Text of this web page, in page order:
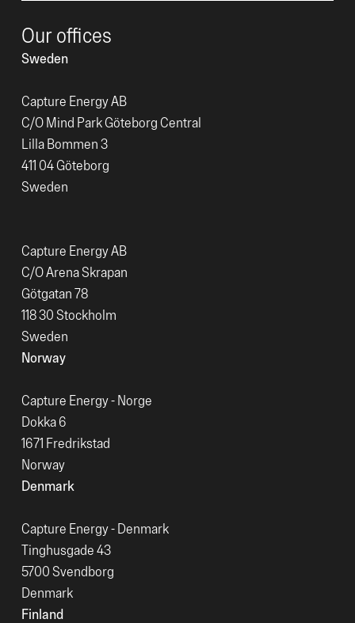
Our offices
Sweden
Capture Energy AB
C/O Mind Park Göteborg Central
Lilla Bommen 3
411 04 Göteborg
Sweden
Capture Energy AB
C/O Arena Skrapan
Götgatan 78
118 30 Stockholm
Sweden
Norway
Capture Energy - Norge
Dokka 6
1671 Fredrikstad
Norway
Denmark
Capture Energy - Denmark
Tinghusgade 43
5700 Svendborg
Denmark
Finland